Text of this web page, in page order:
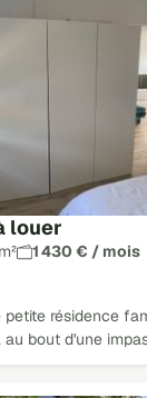
louer
1 430 € / mois
résidence
bout d'une